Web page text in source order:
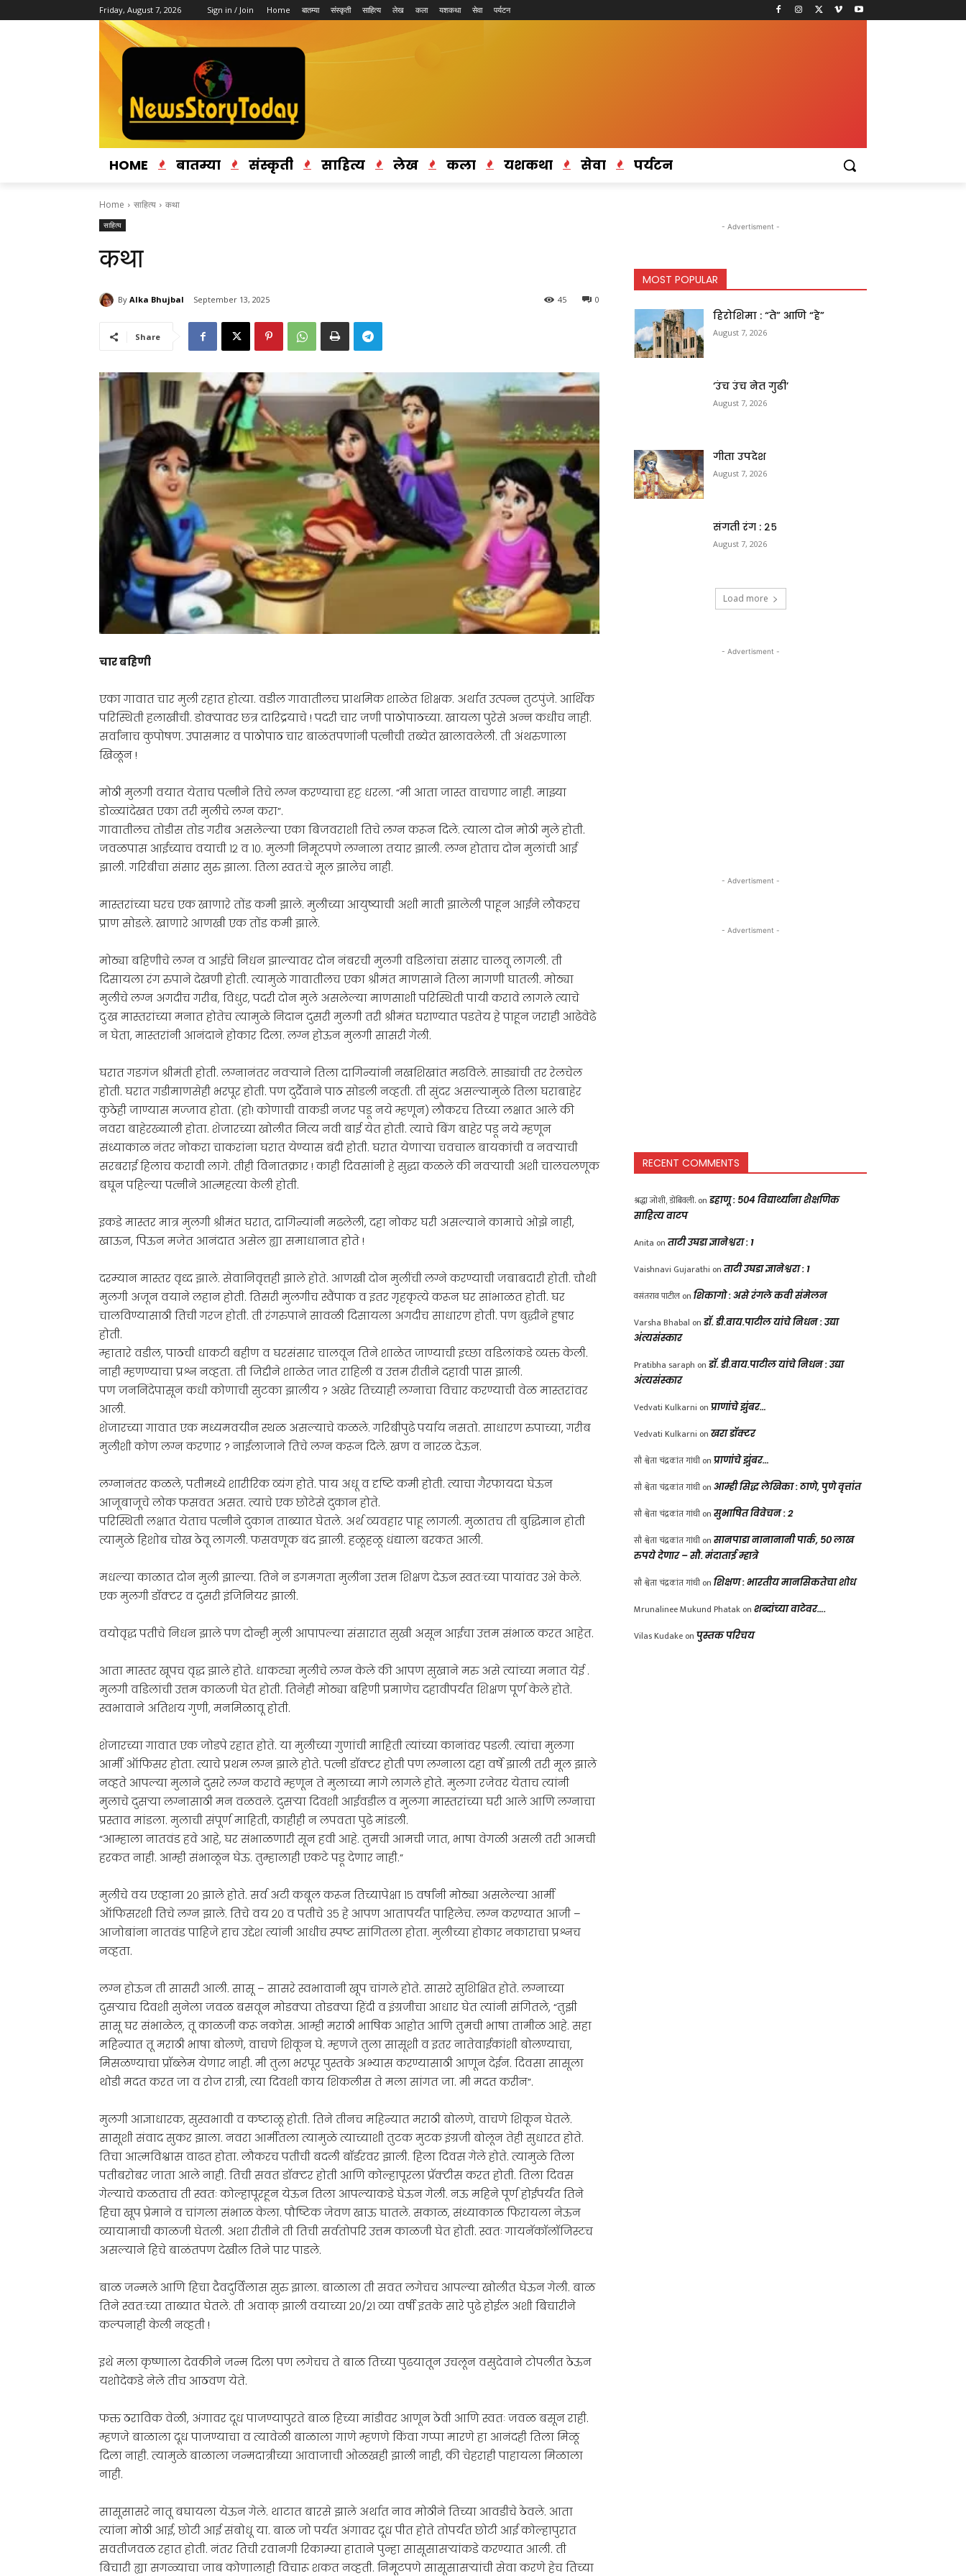
Friday, August 7, 2026 Sign in / Join Home बातम्या संस्कृती साहित्य लेख कला यशकथा सेवा पर्यटन
HOME बातम्या संस्कृती साहित्य लेख कला यशकथा सेवा पर्यटन
Home साहित्य कथा
साहित्य
कथा
By Alka Bhujbal September 13, 2025 0
45
Share
चार बहिणी
एका गावात चार मुली रहात होत्या. वडील गावातीलच प्राथमिक शाळेत शिक्षक. अर्थात उत्पन्न तुटपुंजे. आर्थिक
परिस्थिती हलाखीची. डोक्यावर छत्र दारिद्रयाचे ! पदरी चार जणी पाठोपाठच्या. खायला पुरेसे अन्न कधीच नाही.
सर्वांनाच कुपोषण. उपासमार व पाठोपाठ चार बाळंतपणांनी पत्नीची तब्येत खालावलेली. ती अंथरुणाला
खिळून !
मोठी मुलगी वयात येताच पत्नीने तिचे लग्न करण्याचा हट्ट धरला. “मी आता जास्त वाचणार नाही. माझ्या
डोळ्यांदेखत एका तरी मुलीचे लग्न करा”.
गावातीलच तोडीस तोड गरीब असलेल्या एका बिजवराशी तिचे लग्न करून दिले. त्याला दोन मोठी मुले होती.
जवळपास आईच्याच वयाची १२ व १०. मुलगी निमूटपणे लग्नाला तयार झाली. लग्न होताच दोन मुलांची आई
झाली. गरिबीचा संसार सुरु झाला. तिला स्वतःचे मूल झालेच नाही.
मास्तरांच्या घरच एक खाणारे तोंड कमी झाले. मुलीच्या आयुष्याची अशी माती झालेली पाहून आईने लौकरच
प्राण सोडले. खाणारे आणखी एक तोंड कमी झाले.
मोठ्या बहिणीचे लग्न व आईचे निधन झाल्यावर दोन नंबरची मुलगी वडिलांचा संसार चालवू लागली. ती
दिसायला रंग रुपाने देखणी होती. त्यामुळे गावातीलच एका श्रीमंत माणसाने तिला मागणी घातली. मोठ्या
मुलीचे लग्न अगदीच गरीब, विधुर, पदरी दोन मुले असलेल्या माणसाशी परिस्थिती पायी करावे लागले त्याचे
दुःख मास्तरांच्या मनात होतेच त्यामुळे निदान दुसरी मुलगी तरी श्रीमंत घराण्यात पडतेय हे पाहून जराही आढेवेढे
न घेता, मास्तरांनी आनंदाने होकार दिला. लग्न होऊन मुलगी सासरी गेली.
घरात गडगंज श्रीमंती होती. लग्नानंतर नवऱ्याने तिला दागिन्यांनी नखशिखांत मढविले. साड्यांची तर रेलचेल
होती. घरात गडीमाणसेही भरपूर होती. पण दुर्दैवाने पाठ सोडली नव्हती. ती सुंदर असल्यामुळे तिला घराबाहेर
कुठेही जाण्यास मज्जाव होता. (हो! कोणाची वाकडी नजर पडू नये म्हणून) लौकरच तिच्या लक्षात आले की
नवरा बाहेरख्याली होता. शेजारच्या खोलीत नित्य नवी बाई येत होती. त्याचे बिंग बाहेर पडू नये म्हणून
संध्याकाळ नंतर नोकरा चाकरांना घरात येण्यास बंदी होती. घरात येणाऱ्या चवचाल बायकांची व नवऱ्याची
सरबराई हिलाच करावी लागे. तीही विनातक्रार ! काही दिवसांनी हे सुद्धा कळले की नवऱ्याची अशी चालचलणूक
बघून पहिल्या पत्नीने आत्महत्या केली होती.
इकडे मास्तर मात्र मुलगी श्रीमंत घरात, दागिन्यांनी मढलेली, दहा नोकर घरी असल्याने कामाचे ओझे नाही,
खाऊन, पिऊन मजेत आनंदात असेल ह्या समाधानात होते !
दरम्यान मास्तर वृध्द झाले. सेवानिवृत्तही झाले होते. आणखी दोन मुलींची लग्ने करण्याची जबाबदारी होती. चौथी
मुलगी अजून वयाने लहान होती. तिसरी मुलगीच स्वैंपाक व इतर गृहकृत्ये करून घर सांभाळत होती. घर
चालविण्यासाठी तिची गरज होती. ती रंगरुपाने सावळी दिसायला अगदीच साधारण होती. पण बुद्धीने हुषार
होती.
म्हातारे वडील, पाठची धाकटी बहीण व घरसंसार चालवून तिने शाळेत जाण्याची इच्छा वडिलांकडे व्यक्त केली.
नाही म्हणण्याचा प्रश्न नव्हता. ती जिद्दीने शाळेत जात राहिली व उत्तम रीतीने दहावी पास झाली.
पण जननिंदेपासून कधी कोणाची सुटका झालीय ? अखेर तिच्याही लग्नाचा विचार करण्याची वेळ मास्तरांवर
आली.
शेजारच्या गावात एक मध्यमवयीन स्थळ असल्याचे कळले. गरिबीपुढे पर्याय नसतो. साधारण रुपाच्या, गरीब
मुलीशी कोण लग्न करणार ? नाईलाजाने तिचे लग्न करून दिले. खण व नारळ देऊन.
लग्नानंतर कळले, पतीमध्ये शारीरिक व्यंग होते. पाय अधू व दृष्टि कमी होती. त्याचा गैरफायदा घेऊन
आजूबाजूचे लोक फसवत असत. त्याचे एक छोटेसे दुकान होते.
परिस्थिती लक्षात येताच पत्नीने दुकान ताब्यात घेतले. अर्थ व्यवहार पाहू लागली. मुळातच ती बुद्धिमान होती
त्यामुळे हिशोब चोख ठेवू लागली. फसवणूक बंद झाली. हळूहळू धंद्याला बरकत आली.
मधल्या काळात दोन मुली झाल्या. तिने न डगमगता मुलींना उत्तम शिक्षण देऊन स्वतःच्या पायांवर उभे केले.
एक मुलगी डॉक्टर व दुसरी इंजिनियर झाली.
वयोवृद्ध पतीचे निधन झाले पण दोन्ही मुली आपापल्या संसारात सुखी असून आईचा उत्तम संभाळ करत आहेत.
आता मास्तर खूपच वृद्ध झाले होते. धाकट्या मुलीचे लग्न केले की आपण सुखाने मरु असे त्यांच्या मनात येई .
मुलगी वडिलांची उत्तम काळजी घेत होती. तिनेही मोठ्या बहिणी प्रमाणेच दहावीपर्यंत शिक्षण पूर्ण केले होते.
स्वभावाने अतिशय गुणी, मनमिळावू होती.
शेजारच्या गावात एक जोडपे रहात होते. या मुलीच्या गुणांची माहिती त्यांच्या कानांवर पडली. त्यांचा मुलगा
आर्मी ऑफिसर होता. त्याचे प्रथम लग्न झाले होते. पत्नी डॉक्टर होती पण लग्नाला दहा वर्षे झाली तरी मूल झाले
नव्हते आपल्या मुलाने दुसरे लग्न करावे म्हणून ते मुलाच्या मागे लागले होते. मुलगा रजेवर येताच त्यांनी
मुलाचे दुसऱ्या लग्नासाठी मन वळवले. दुसऱ्या दिवशी आईवडील व मुलगा मास्तरांच्या घरी आले आणि लग्नाचा
प्रस्ताव मांडला. मुलाची संपूर्ण माहिती, काहीही न लपवता पुढे मांडली.
“आम्हाला नातवंड हवे आहे, घर संभाळणारी सून हवी आहे. तुमची आमची जात, भाषा वेगळी असली तरी आमची
हरकत नाही. आम्ही संभाळून घेऊ. तुम्हालाही एकटे पडू देणार नाही.”
मुलीचे वय एव्हाना २० झाले होते. सर्व अटी कबूल करून तिच्यापेक्षा १५ वर्षांनी मोठ्या असलेल्या आर्मी
ऑफिसरशी तिचे लग्न झाले. तिचे वय २० व पतीचे ३५ हे आपण आतापर्यंत पाहिलेच. लग्न करण्यात आजी –
आजोबांना नातवंड पाहिजे हाच उद्देश त्यांनी आधीच स्पष्ट सांगितला होता. मुलीच्या होकार नकाराचा प्रश्नच
नव्हता.
लग्न होऊन ती सासरी आली. सासू – सासरे स्वभावानी खूप चांगले होते. सासरे सुशिक्षित होते. लग्नाच्या
दुसऱ्याच दिवशी सुनेला जवळ बसवून मोडक्या तोडक्या हिंदी व इंग्रजीचा आधार घेत त्यांनी संगितले, “तुझी
सासू घर संभाळेल, तू काळजी करू नकोस. आम्ही मराठी भाषिक आहोत आणि तुमची भाषा तामीळ आहे. सहा
महिन्यात तू मराठी भाषा बोलणे, वाचणे शिकून घे. म्हणजे तुला सासूशी व इतर नातेवाईकांशी बोलण्याचा,
मिसळण्याचा प्रॉब्लेम येणार नाही. मी तुला भरपूर पुस्तके अभ्यास करण्यासाठी आणून देईन. दिवसा सासूला
थोडी मदत करत जा व रोज रात्री, त्या दिवशी काय शिकलीस ते मला सांगत जा. मी मदत करीन”.
मुलगी आज्ञाधारक, सुस्वभावी व कष्टाळू होती. तिने तीनच महिन्यात मराठी बोलणे, वाचणे शिकून घेतले.
सासूशी संवाद सुकर झाला. नवरा आर्मीतला त्यामुळे त्याच्याशी तुटक मुटक इंग्रजी बोलून तेही सुधारत होते.
तिचा आत्मविश्वास वाढत होता. लौकरच पतीची बदली बॉर्डरवर झाली. हिला दिवस गेले होते. त्यामुळे तिला
पतीबरोबर जाता आले नाही. तिची सवत डॉक्टर होती आणि कोल्हापूरला प्रॅक्टीस करत होती. तिला दिवस
गेल्याचे कळताच ती स्वतः कोल्हापूरहून येऊन तिला आपल्याकडे घेऊन गेली. नऊ महिने पूर्ण होईपर्यंत तिने
हिचा खूप प्रेमाने व चांगला संभाळ केला. पौष्टिक जेवण खाऊ घातले. सकाळ, संध्याकाळ फिरायला नेऊन
व्यायामाची काळजी घेतली. अशा रीतीने ती तिची सर्वतोपरि उत्तम काळजी घेत होती. स्वतः गायनॅकॉलॉजिस्टच
असल्याने हिचे बाळंतपण देखील तिने पार पाडले.
बाळ जन्मले आणि हिचा दैवदुर्विलास सुरु झाला. बाळाला ती सवत लगेचच आपल्या खोलीत घेऊन गेली. बाळ
तिने स्वतःच्या ताब्यात घेतले. ती अवाक् झाली वयाच्या २०/२१ व्या वर्षी इतके सारे पुढे होईल अशी बिचारीने
कल्पनाही केली नव्हती !
इथे मला कृष्णाला देवकीने जन्म दिला पण लगेचच ते बाळ तिच्या पुढयातून उचलून वसुदेवाने टोपलीत ठेऊन
यशोदेकडे नेले तीच आठवण येते.
फक्त ठराविक वेळी, अंगावर दूध पाजण्यापुरते बाळ हिच्या मांडीवर आणून ठेवी आणि स्वतः जवळ बसून राही.
म्हणजे बाळाला दूध पाजण्याचा व त्यावेळी बाळाला गाणे म्हणणे किंवा गप्पा मारणे हा आनंदही तिला मिळू
दिला नाही. त्यामुळे बाळाला जन्मदात्रीच्या आवाजाची ओळखही झाली नाही, की चेहराही पाहायला मिळाला
नाही.
सासूसासरे नातू बघायला येऊन गेले. थाटात बारसे झाले अर्थात नाव मोठीने तिच्या आवडीचे ठेवले. आता
त्यांना मोठी आई, छोटी आई संबोधू या. बाळ जो पर्यत अंगावर दूध पीत होते तोपर्यंत छोटी आई कोल्हापुरात
सवतीजवळ रहात होती. नंतर तिची रवानगी रिकाम्या हाताने पुन्हा सासूसासऱ्यांकडे करण्यात आली. ती
बिचारी ह्या सगळ्याचा जाब कोणालाही विचारू शकत नव्हती. निमूटपणे सासूसासऱ्यांची सेवा करणे हेच तिच्या
- Advertisment -
MOST POPULAR
हिरोशिमा : “ते” आणि “हे”
August 7, 2026
‘उंच उंच नेत गुढी’
August 7, 2026
गीता उपदेश
August 7, 2026
संगती रंग : २५
August 7, 2026
Load more
- Advertisment -
- Advertisment -
- Advertisment -
RECENT COMMENTS
श्रद्धा जोशी, डोंबिवली. on डहाणू : ५०४ विद्यार्थ्यांना शैक्षणिक
साहित्य वाटप
Anita on ताटी उघडा ज्ञानेश्वरा : 1
Vaishnavi Gujarathi on ताटी उघडा ज्ञानेश्वरा : 1
वसंतराव पाटील on शिकागो : असे रंगले कवी संमेलन
Varsha Bhabal on डॉ. डी.वाय.पाटील यांचे निधन : उद्या
अंत्यसंस्कार
Pratibha saraph on डॉ. डी.वाय.पाटील यांचे निधन : उद्या
अंत्यसंस्कार
Vedvati Kulkarni on प्राणांचे झुंबर…
Vedvati Kulkarni on खरा डॉक्टर
सौ श्वेता चंद्रकांत गांधी on प्राणांचे झुंबर…
सौ श्वेता चंद्रकांत गांधी on आम्ही सिद्ध लेखिका : ठाणे, पुणे वृत्तांत
सौ श्वेता चंद्रकांत गांधी on सुभाषित विवेचन : 2
सौ श्वेता चंद्रकांत गांधी on सानपाडा नानानानी पार्क, ५० लाख
रुपये देणार – सौ. मंदाताई म्हात्रे
सौ श्वेता चंद्रकांत गांधी on शिक्षण : भारतीय मानसिकतेचा शोध
Mrunalinee Mukund Phatak on शब्दांच्या वाटेवर….
Vilas Kudake on पुस्तक परिचय